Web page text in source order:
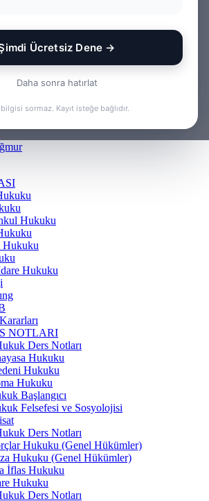
Ücretsiz Dene →
Daha sonra hatırlat
sormaz. Kayıt isteğe bağlıdır.
Hukuku
Hukuku
Hukuku
NOTLARI
Ders Notları
Hukuku
Hukuku
Hukuku
Başlangıcı
Felsefesi ve Sosyolojisi
Ders Notları
Hukuku (Genel Hükümler)
Hukuku (Genel Hükümler)
İflas Hukuku
Hukuku
Ders Notları